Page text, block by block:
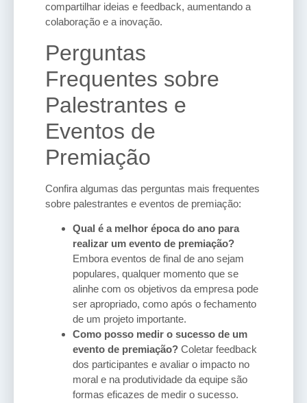
compartilhar ideias e feedback, aumentando a
colaboração e a inovação.
Perguntas
Frequentes sobre
Palestrantes e
Eventos de
Premiação
Confira algumas das perguntas mais frequentes
sobre palestrantes e eventos de premiação:
Qual é a melhor época do ano para
realizar um evento de premiação?
Embora eventos de final de ano sejam
populares, qualquer momento que se
alinhe com os objetivos da empresa pode
ser apropriado, como após o fechamento
de um projeto importante.
Como posso medir o sucesso de um
evento de premiação? Coletar feedback
dos participantes e avaliar o impacto no
moral e na produtividade da equipe são
formas eficazes de medir o sucesso.